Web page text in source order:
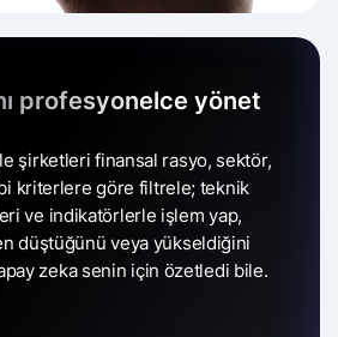
profesyonelce yönet
ile şirketleri finansal rasyo, sektör,
kriterlere göre filtrele; teknik
ve indikatörlerle işlem yap,
düştüğünü veya yükseldiğini
zeka senin için özetledi bile.